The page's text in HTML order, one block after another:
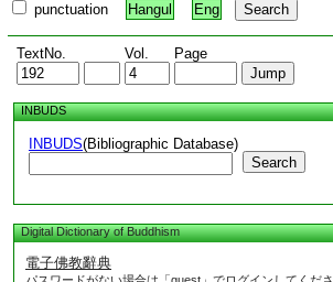
punctuation Hangul Eng
TextNo. Vol. Page
INBUDS
INBUDS(Bibliographic Database)
Search
Digital Dictionary of Buddhism
電子佛教辭典